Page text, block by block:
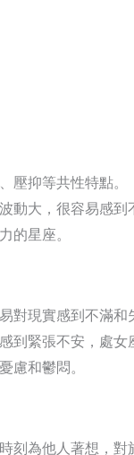
壓抑等共性特點。
動大，很容易感
的星座。
對現實感到不滿
到緊張不安，處
慮和鬱悶。
刻為他人著想，